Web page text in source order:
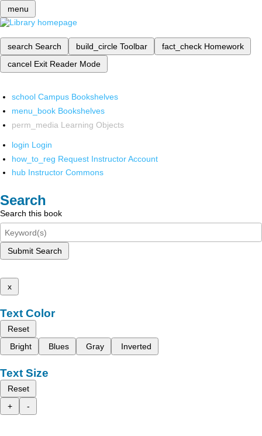
menu
search Search build_circle Toolbar fact_check Homework
cancel Exit Reader Mode
school Campus Bookshelves
menu_book Bookshelves
perm_media Learning Objects
login Login
how_to_reg Request Instructor Account
hub Instructor Commons
Search
Search this book
Submit Search
x
Text Color
Reset
Bright
Blues Gray Inverted
Text Size
Reset
+
-